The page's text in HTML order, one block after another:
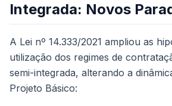
Integrada: Novos
A Lei nº 14.333/2021 ampliou as
utilização dos regimes de
semi-integrada, alterando a
Projeto Básico: